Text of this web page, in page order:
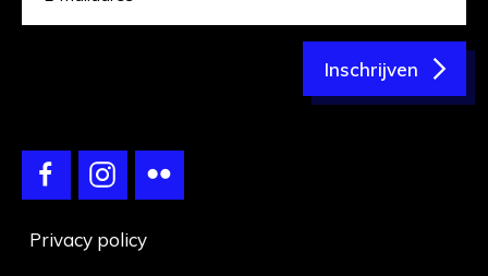
Inschrijven
Privacy policy